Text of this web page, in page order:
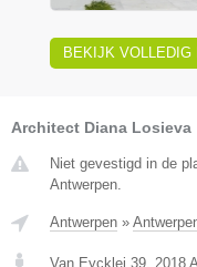
BEKIJK VOLLEDIG
Architect Diana Losieva
Niet gevestigd in de
Antwerpen.
Antwerpen »
Van Eycklei 39 2018